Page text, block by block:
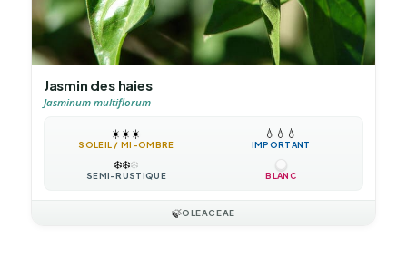
Jasmin des haies
Jasminum multiflorum
☀️☀️☀️
SOLEIL / MI-OMBRE
💧 💧 💧
IMPORTANT
❄️❄️❄️
SEMI-RUSTIQUE BLANC
🍃OLEACEAE